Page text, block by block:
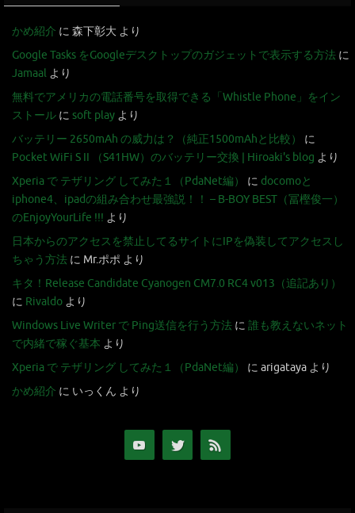
かめ紹介 に 森下彰大 より
Google Tasks をGoogleデスクトップのガジェットで表示する方法 に
Jamaal より
無料でアメリカの電話番号を取得できる「Whistle Phone」をイン
ストール に soft play より
バッテリー 2650mAh の威力は？（純正1500mAhと比較）
に
Pocket WiFi S II （S41HW）のバッテリー交換 | Hiroaki's blog より
Xperia で テザリング してみた１（PdaNet編）
に docomoと
iphone4、ipadの組み合わせ最強説！！ – B-BOY BEST（冨樫俊一）
のEnjoyYourLife !!! より
日本からのアクセスを禁止してるサイトにIPを偽装してアクセスし
ちゃう方法 に Mr.ポポ より
キタ！Release Candidate Cyanogen CM7.0 RC4 v013（追記あり）
に Rivaldo より
Windows Live Writer で Ping送信を行う方法 に 誰も教えないネット
で内緒で稼ぐ基本 より
Xperia で テザリング してみた１（PdaNet編）
に arigataya より
かめ紹介 に いっくん より